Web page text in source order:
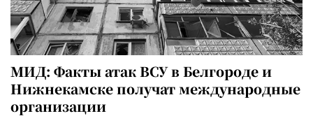
МИД: Факты атак ВСУ в Белгороде и
Нижнекамске получат международные
организации